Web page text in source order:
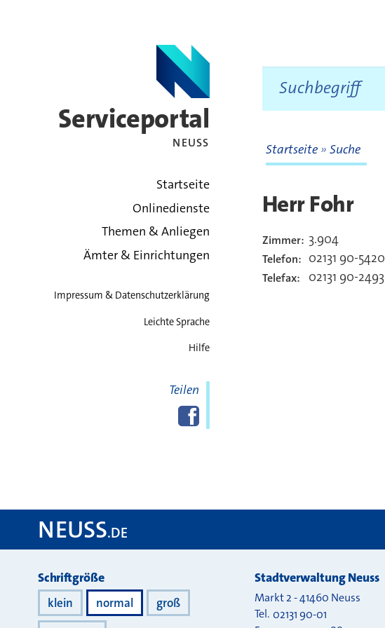
Serviceportal
NEUSS
zurück zur Startseite
Startseite
Onlinedienste
Themen & Anliegen
Ämter & Einrichtungen
Impressum & Datenschutzerklärung
Leichte Sprache
Hilfe
Teilen
Diese Seite bei
Facebook
teilen
Startseite Suche
Herr Fohr
Kontakt
Zimmer: 3.904
Telefon: 02131 90-5420
Telefax: 02131 90-2493
NEUSS.DE
Darstellung
Schriftgröße
klein normal
groß
Stadtverwaltung Neuss
Markt 2-41460 Neuss
Tel. 02131 90-01